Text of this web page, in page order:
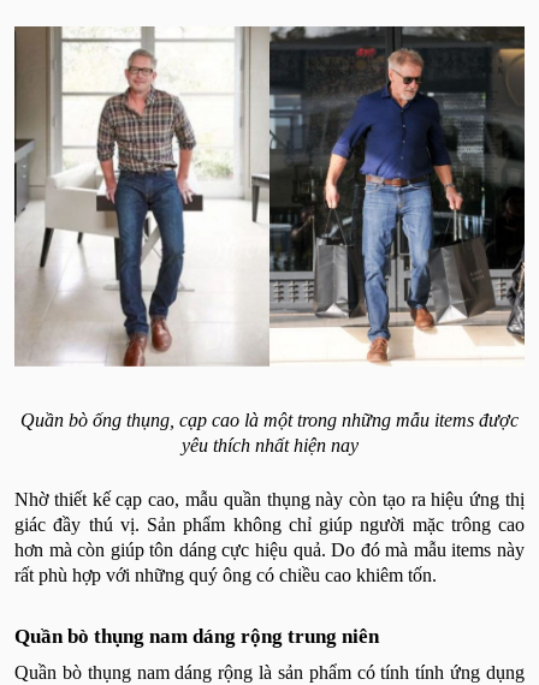
Quần bò ống thụng, cạp cao là một trong những mẫu items được
yêu thích nhất hiện nay
Nhờ thiết kế cạp cao, mẫu quần thụng này còn tạo ra hiệu ứng thị
giác đầy thú vị. Sản phẩm không chỉ giúp người mặc trông cao
hơn mà còn giúp tôn dáng cực hiệu quả. Do đó mà mẫu items này
rất phù hợp với những quý ông có chiều cao khiêm tốn.
Quần bò thụng nam dáng rộng trung niên
Quần bò thụng nam dáng rộng là sản phẩm có tính tính ứng dụng